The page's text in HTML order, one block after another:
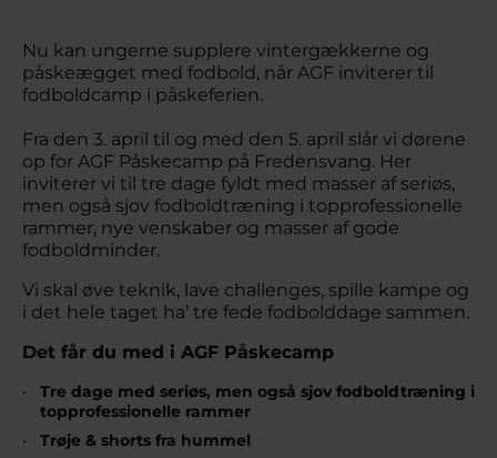
Nu kan ungerne supplere vintergækkerne og
påskeægget med fodbold, når AGF inviterer til
fodboldcamp i påskeferien.
Fra den 3. april til og med den 5. april slår vi dørene
op for AGF Påskecamp på Fredensvang. Her
inviterer vi til tre dage fyldt med masser af seriøs,
men også sjov fodboldtræning i topprofessionelle
rammer, nye venskaber og masser af gode
fodboldminder.
Vi skal øve teknik, lave challenges, spille kampe og
i det hele taget ha’ tre fede fodbolddage sammen.
Det får du med i AGF Påskecamp
Tre dage med seriøs, men også sjov fodboldtræning i
topprofessionelle rammer
Trøje & shorts fra hummel